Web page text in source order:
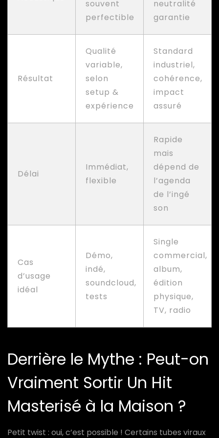
souvent
perfectible
neutralité
garantie
Résultat
Qualité
variable,
selon
setup &
expérience
Standard
industriel,
cohérence,
impact
assuré
Délai
Immédiat,
flexible
Rapide
mais
dépend de
l’agenda
de l’ingé
son
Cas
d’usage
idéal
Démo,
indé,
soundcloud,
tests
Single
commercial,
album,
édition
physique,
TV, radio
Derrière le Mythe : Peut-on
Vraiment Sortir Un Hit
Masterisé à la Maison ?
Petit twist : oui, c’est possible ! Certains tubes viraux